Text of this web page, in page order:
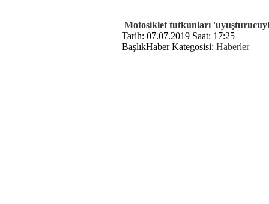
Motosiklet tutkunları
Tarih: 07.07.2019 Saat: 17:25
BaşlıkHaber Kategosisi: Haberler